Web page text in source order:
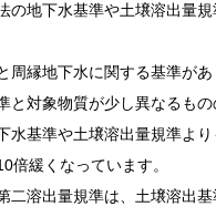
地下水基準や土壌溶出量
縁地下水に関する基準が
対象物質が少し異なるも
基準や土壌溶出量規準よ
倍緩くなっています。
溶出量規準は、土壌溶出